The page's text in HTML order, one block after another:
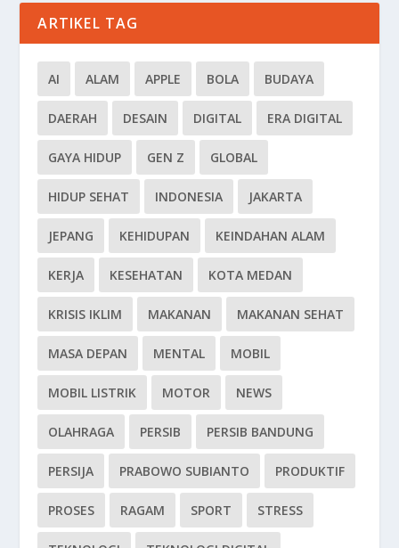
ARTIKEL TAG
AI ALAM APPLE BOLA BUDAYA
DAERAH DESAIN DIGITAL ERA DIGITAL
GAYA HIDUP GEN Z GLOBAL
HIDUP SEHAT INDONESIA JAKARTA
JEPANG KEHIDUPAN KEINDAHAN ALAM
KERJA KESEHATAN KOTA MEDAN
KRISIS IKLIM MAKANAN MAKANAN SEHAT
MASA DEPAN MENTAL MOBIL
MOBIL LISTRIK MOTOR NEWS
OLAHRAGA PERSIB PERSIB BANDUNG
PERSIJA PRABOWO SUBIANTO PRODUKTIF
PROSES RAGAM SPORT STRESS